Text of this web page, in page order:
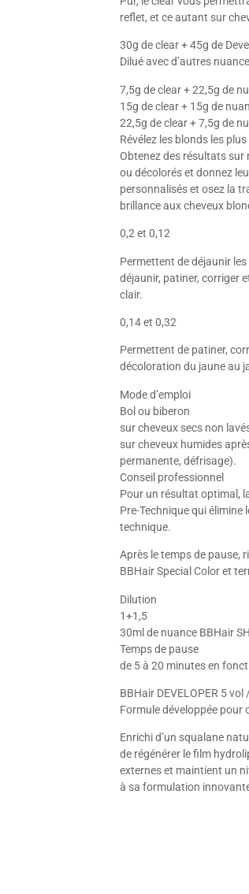
reflet, et ce autant sur
30g de clear + 45g de
Dilué avec d’autres
7,5g de clear + 22,5g de
15g de clear + 15g de
22,5g de clear + 7,5g de
Révélez les blonds les
Obtenez des résultats sur
ou décolorés et donnez
personnalisés et osez la
brillance aux cheveux
0,2 et 0,12
Permettent de déjaunir
déjaunir, patiner, corriger
clair.
0,14 et 0,32
Permettent de patiner,
décoloration du jaune au
Mode d’emploi
Bol ou biberon
sur cheveux secs non
sur cheveux humides
permanente, défrisage).
Conseil professionnel
Pour un résultat optimal,
Pre-Technique qui élimine
technique.
Après le temps de pause,
BBHair Special Color et
Dilution
1+1,5
30ml de nuance BBHair
Temps de pause
de 5 à 20 minutes en
BBHair DEVELOPER 5 vol
Formule développée pour
Enrichi d’un squalane
de régénérer le film
externes et maintient un
à sa formulation